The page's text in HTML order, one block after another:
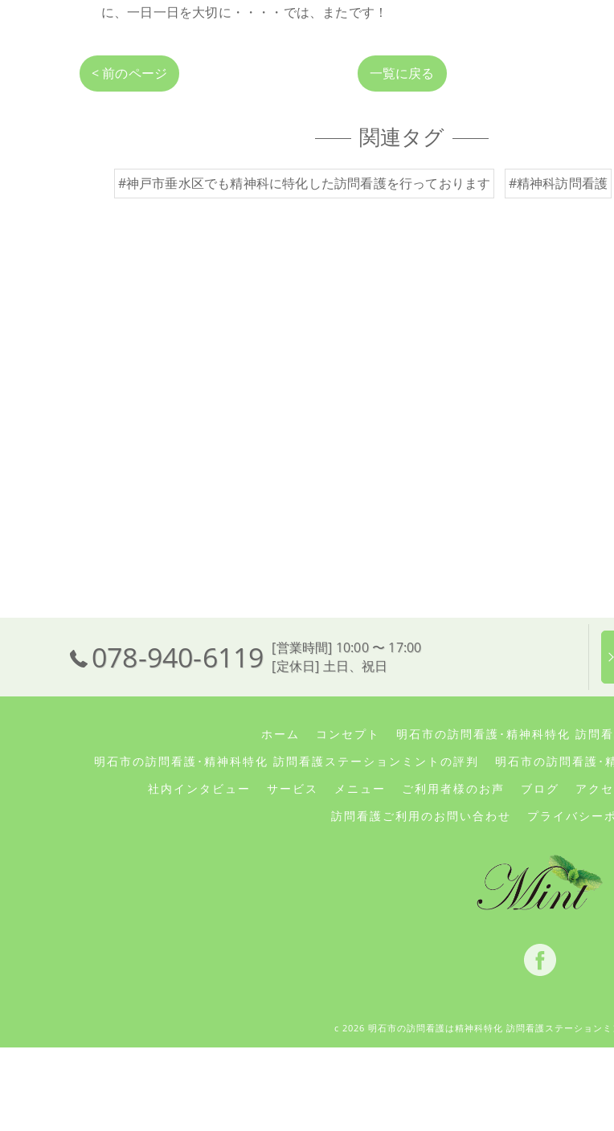
に、一日一日を大切に・・・・では、またです！
< 前のページ 一覧に戻る
関連タグ
#神戸市垂水区でも精神科に特化した訪問看護を行っております #精神科訪問看護
078-940-6119 [営業時間] 10:00 〜 17:00
[定休日] 土日、祝日
ホーム コンセプト
明石市の訪問看護･精神科特化 訪問
明石市の訪問看護･精神科特化 訪問看護ステーションミントの評判
明石市の訪問看護･
社内インタビュー
サービス メニュー ご利用者様のお声 ブログ アク
訪問看護ご利用のお問い合わせ
プライバシー
c 2026 明石市の訪問看護は精神科特化 訪問看護ステーションミ